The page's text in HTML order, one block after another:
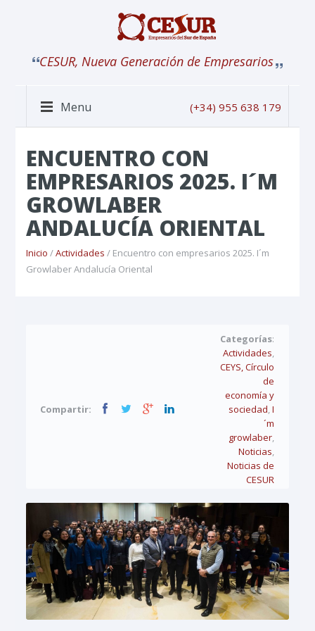
CESUR, Nueva Generación de Empresarios
Menu (+34) 955 638 179
ENCUENTRO CON
EMPRESARIOS 2025. I´M
GROWLABER
ANDALUCÍA ORIENTAL
Inicio /Actividades / Encuentro con empresarios 2025. I´m
Growlaber Andalucía Oriental
Compartir:
Categorías:
Actividades
CEYS, Círculo
de
economía y
sociedad ,I
´m
growlaber
Noticias
Noticias de
CESUR